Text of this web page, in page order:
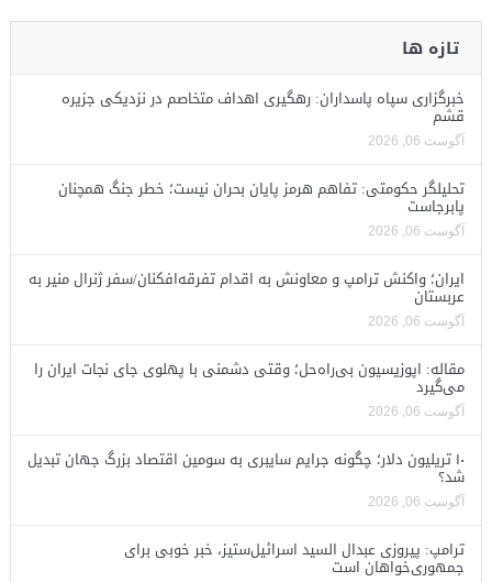
تازه ها
خبرگزاری سپاه پاسداران: رهگیری اهداف متخاصم در نزدیکی جزیره
قشم
آگوست 06, 2026
تحلیلگر حکومتی: تفاهم هرمز پایان بحران نیست؛ خطر جنگ همچنان
پابرجاست
آگوست 06, 2026
ایران؛ واکنش ترامپ و معاونش به اقدام تفرقه‌افکنان/سفر ژنرال منیر به
عربستان
آگوست 06, 2026
مقاله: اپوزیسیون بی‌راه‌حل؛ وقتی دشمنی با پهلوی جای نجات ایران را
می‌گیرد
آگوست 06, 2026
۱۰ تریلیون دلار؛ چگونه جرایم سایبری به سومین اقتصاد بزرگ جهان تبدیل
شد؟
آگوست 06, 2026
ترامپ: پیروزی عبدال السید اسرائیل‌ستیز، خبر خوبی برای
جمهوری‌خواهان است